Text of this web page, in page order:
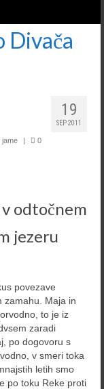
19
SEP 2011
jame | 0
odtočnem
jezeru
povezave
zamahu. Maja in
to je iz
zaradi
po dogovoru s
v smeri toka
letih smo
po toku Reke proti